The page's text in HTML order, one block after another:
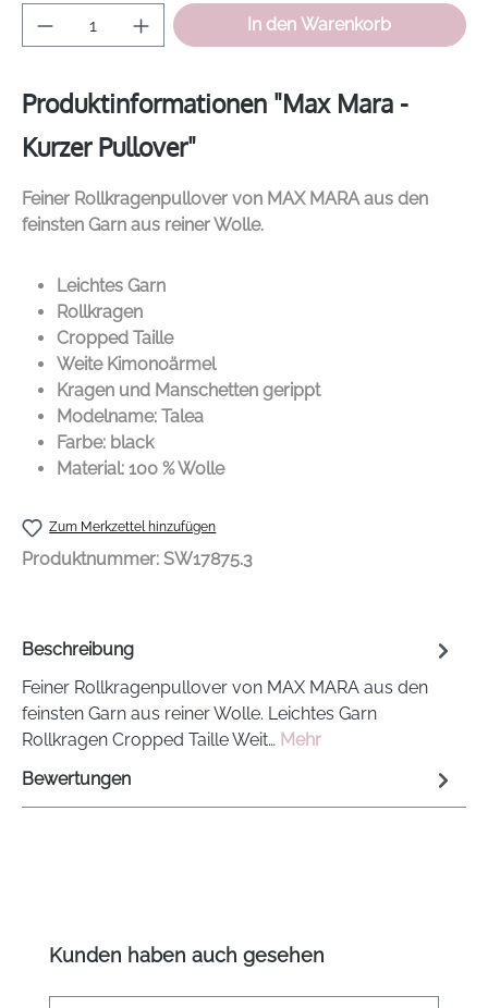
Produkt Anzahl: Gib den gewünschten
In den Warenkorb
Produktinformationen "Max Mara -
Kurzer Pullover"
Feiner Rollkragenpullover von MAX MARAaus den
feinsten Garn aus reiner Wolle.
Leichtes Garn
Rollkragen
Cropped Taille
Weite Kimonoärmel
Kragen und Manschetten gerippt
Modelname: Talea
Farbe: black
Material: 100 % Wolle
Zum Merkzettel hinzufügen
Produktnummer: SW17875.3
Beschreibung
Feiner Rollkragenpullover von MAX MARA aus den
feinsten Garn aus reiner Wolle. Leichtes Garn
Rollkragen Cropped Taille Weit… Mehr
Bewertungen
Produktgalerie überspringen
Kunden haben auch gesehen